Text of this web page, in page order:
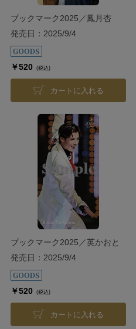
ブックマーク2025／鳳月杏
発売日：2025/9/4
￥520 (税込)
カートに入れる
ブックマーク2025／英かおと
発売日：2025/9/4
￥520 (税込)
カートに入れる